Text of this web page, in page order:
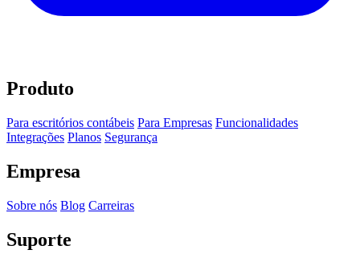
Produto
Para escritórios contábeis Para Empresas Funcionalidades
Integrações Planos Segurança
Empresa
Sobre nós Blog Carreiras
Suporte